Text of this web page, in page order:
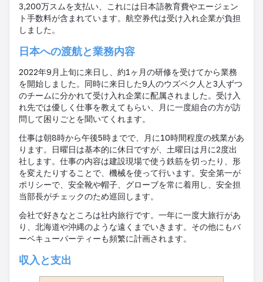
3,200万スムを支払い、これには日本語教育費やエージェン
ト手数料が含まれています。航空券代は受け入れ企業が負担
しました。
日本への渡航と業務内容
2022年9 月上旬に来日し、約1ヶ月の研修を受けてから業務
を開始しました。同時に来日した9 人のウズベク人と3 人ずつ
のチームに分かれて受け入れ企業に配属されました。受け入
れ先では優しく仕事を教えてもらい、月に一度組合の方が訪
問して困りごとを聞いてくれます。
仕事は朝8時から午後5時までで、月に10時間程度の残業があ
ります。日曜日は基本的に休日ですが、土曜日は月に2度出
社します。仕事の内容は建設現場で使う鉄筋を切ったり、形
を変えたりすることで、機械を使って行います。安全第一が
ポリシーで、安全靴や帽子、グローブを常に着用し、安全担
当部長がチェックのため巡回します。
会社で好きなところは社内旅行です。一年に一度大旅行があ
り、北海道や沖縄のような遠くまでいきます。その他にもバ
ーベキューパーティーも頻繁に計画されます。
収入と支出